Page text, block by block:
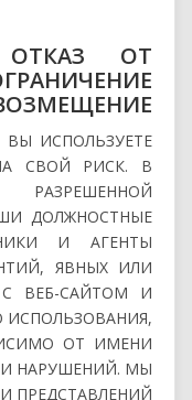
ОТ
ИСПОЛЬЗУЕТЕ
СВОЙ РИСК. В
ДОЛЖНОСТНЫЕ
И АГЕНТЫ
ЯВНЫХ ИЛИ
ВЕБ-САЙТОМ И
ИСПОЛЬЗОВАНИЯ,
ОТ ИМЕНИ
НАРУШЕНИЙ. МЫ
ПРЕДСТАВЛЕНИЙ